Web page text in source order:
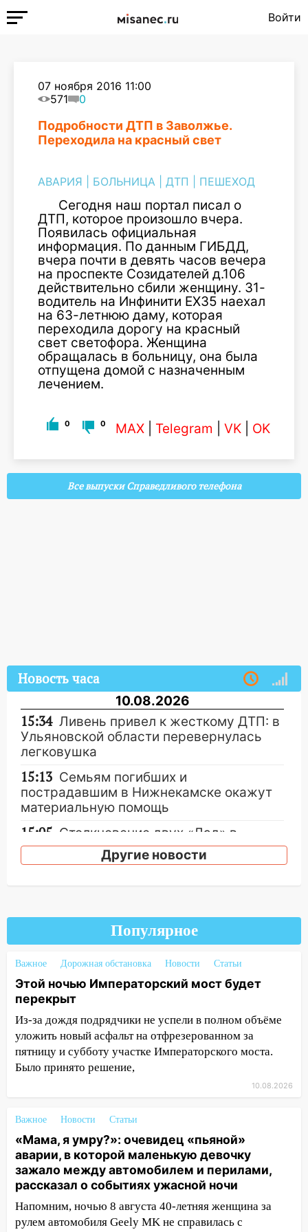
Войти
07 ноября 2016 11:00
571
0
Подробности ДТП в Заволжье.
Переходила на красный свет
АВАРИЯ БОЛЬНИЦА ДТП ПЕШЕХОД
Сегодня наш портал писал о
ДТП, которое произошло вчера.
Появилась официальная
информация. По данным ГИБДД,
вчера почти в девять часов вечера
на проспекте Созидателей д.106
действительно сбили женщину. 31-
водитель на Инфинити EX35 наехал
на 63-летнюю даму, которая
переходила дорогу на красный
свет светофора. Женщина
обращалась в больницу, она была
отпущена домой с назначенным
лечением.
0 0 MAX Telegram VK OK
Все выпуски Справедливого телефона
Новость часа
10.08.2026
15:34 Ливень привел к жесткому ДТП: в
Ульяновской области перевернулась
легковушка
15:13 Семьям погибших и
пострадавшим в Нижнекамске окажут
материальную помощь
15:05 Столкновение двух «Лад» в
Димитровграде: пассажирка оказалась
в больнице
Волонтеры «ЛизаАлерт»
выложили ориентировку на пропавшего
8 августа в шторм ульяновского
14:00 Этой ночью Императорский мост
будет перекрыт
13:49 Сотрудники СУ СК России по
Ульяновской области вручили ключи от
квартир сиротам и детям, оставшихся
«пьяной» аварии, в которой маленькую
девочку зажало между автомобилем и
перилами, рассказал о событиях
ужасной ночи
17-летний парень находился за
рулем мотоцикла во время ДТП в Новом
городе: в ГАИ прокомментировали
Другие новости
Популярное
Важное Дорожная обстановка Новости Статьи
Этой ночью Императорский мост будет
перекрыт
Из-за дождя подрядчики не успели в полном объёме
уложить новый асфальт на отфрезерованном за
пятницу и субботу участке Императорского моста.
Было принято решение,
10.08.2026
Важное Новости Статьи
«Мама, я умру?»: очевидец «пьяной»
аварии, в которой маленькую девочку
зажало между автомобилем и перилами,
рассказал о событиях ужасной ночи
Напомним, ночью 8 августа 40-летняя женщина за
рулем автомобиля Geely MK не справилась с